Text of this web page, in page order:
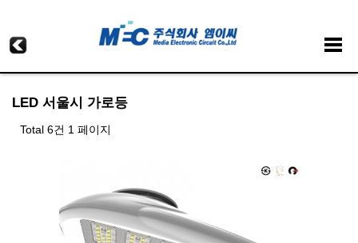
LED 서울시 가로등
Total 6건 1 페이지